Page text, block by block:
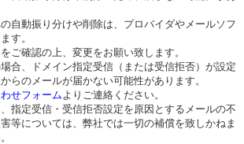
自動振り分けや削除は、プロバイダやメールソフ
す。
ご確認の上、変更をお願い致します。
合、ドメイン指定受信（または受信拒否）が設定
らのメールが届かない可能性があります。
せフォームよりご連絡ください。
指定受信・受信拒否設定を原因とするメールの不
等については、弊社では一切の補償を致しかねま